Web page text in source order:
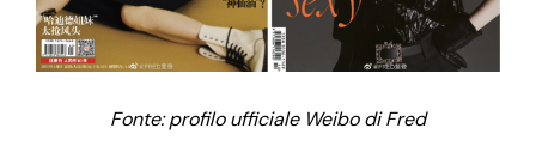
Fonte: profilo ufficiale Weibo di Fred